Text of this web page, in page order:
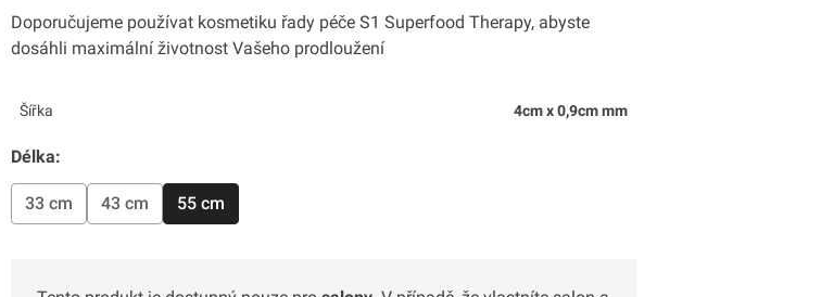
Doporučujeme používat kosmetiku řady péče S1 Superfood Therapy, abyste
dosáhli maximální životnost Vašeho prodloužení
Šířka 4cm x 0,9cm mm
Délka:
33 cm 43 cm 55 cm